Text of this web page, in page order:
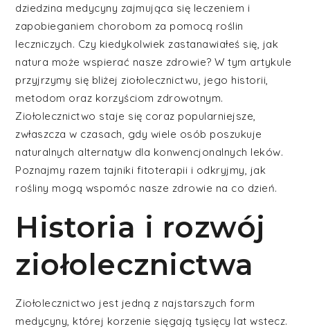
dziedzina medycyny zajmująca się leczeniem i
zapobieganiem chorobom za pomocą roślin
leczniczych. Czy kiedykolwiek zastanawiałeś się, jak
natura może wspierać nasze zdrowie? W tym artykule
przyjrzymy się bliżej ziołolecznictwu, jego historii,
metodom oraz korzyściom zdrowotnym.
Ziołolecznictwo staje się coraz popularniejsze,
zwłaszcza w czasach, gdy wiele osób poszukuje
naturalnych alternatyw dla konwencjonalnych leków.
Poznajmy razem tajniki fitoterapii i odkryjmy, jak
rośliny mogą wspomóc nasze zdrowie na co dzień.
Historia i rozwój
ziołolecznictwa
Ziołolecznictwo jest jedną z najstarszych form
medycyny, której korzenie sięgają tysięcy lat wstecz.